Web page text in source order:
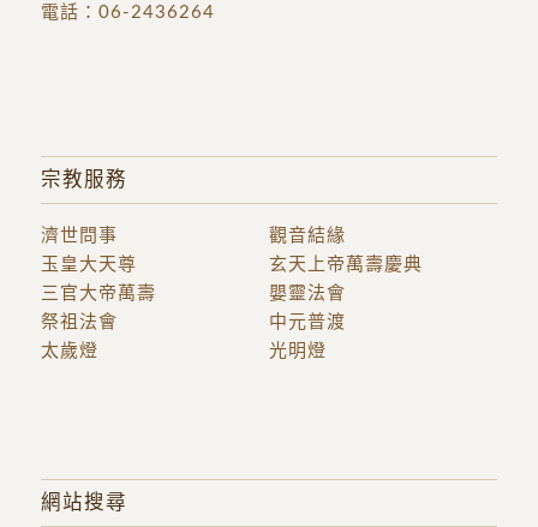
電話： 06-2436264
宗教服務
濟世問事
觀音結緣
玉皇大天尊
三官大帝萬壽
玄天上帝萬壽慶典
嬰靈法會
祭祖法會
中元普渡
太歲燈
光明燈
網站搜尋